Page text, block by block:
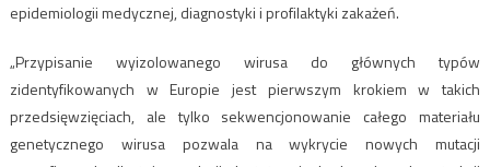
epidemiologii medycznej, diagnostyki i profilaktyki zakażeń.
„Przypisanie wyizolowanego wirusa do głównych typów
zidentyfikowanych w Europie jest pierwszym krokiem w takich
przedsięwzięciach, ale tylko sekwencjonowanie całego materiału
genetycznego wirusa pozwala na wykrycie nowych mutacji